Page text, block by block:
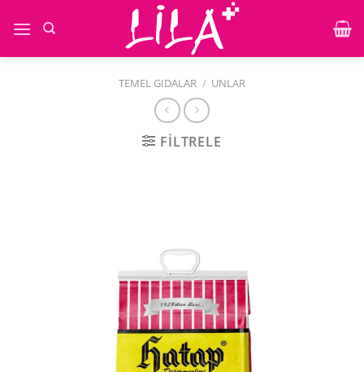
atla
TEMEL GIDALAR / UNLAR
FILTRELE